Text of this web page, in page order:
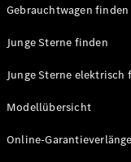
Übersicht
Fahren &
Gebrauchtwagen finden
Junge Sterne finden
Junge Sterne elektrisch
Modellübersicht
Online-